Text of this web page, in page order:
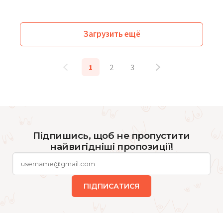
Загрузить ещё
1 2 3
Підпишись, щоб не пропустити
найвигідніші пропозиції!
ПІДПИСАТИСЯ